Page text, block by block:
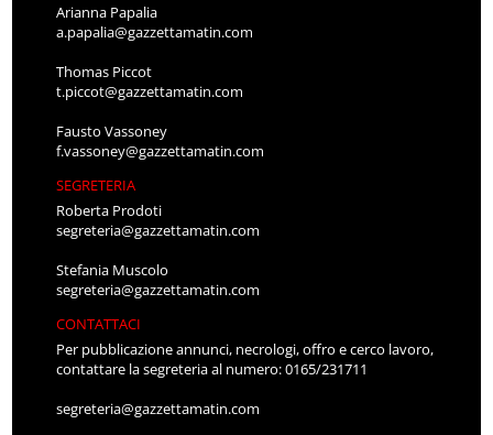
Arianna Papalia
a.papalia@gazzettamatin.com
Thomas Piccot
t.piccot@gazzettamatin.com
Fausto Vassoney
f.vassoney@gazzettamatin.com
SEGRETERIA
Roberta Prodoti
segreteria@gazzettamatin.com
Stefania Muscolo
segreteria@gazzettamatin.com
CONTATTACI
Per pubblicazione annunci, necrologi, offro e cerco lavoro,
contattare la segreteria al numero: 0165/231711
segreteria@gazzettamatin.com